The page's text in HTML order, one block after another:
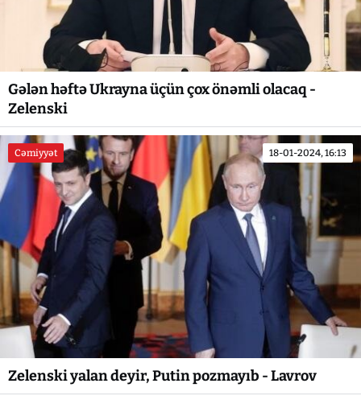
Gələn həftə Ukrayna üçün çox önəmli olacaq -
Zelenski
Cəmiyyət 18-01-2024, 16:13
Zelenski yalan deyir, Putin pozmayıb - Lavrov